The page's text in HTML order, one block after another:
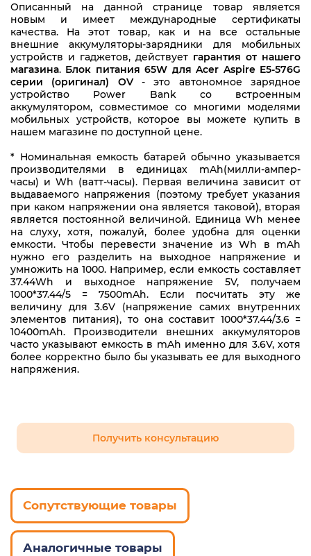
AP.06501.033
AP.06503.024
AP.06503.029
AP.0650A.012
AP.0650A.017
KP.06503.017
HP-A0652R3B
HP-OK065B13
HP-OK066B13
LC.ADT01.003
LC.T2801.006
PA-1480-19T
PA-1500-02
PA-1700-02
SADP-65KB
Описанный на данной странице товар является
новым и имеет международные сертификаты
качества. На этот товар, как и на все остальные
внешние аккумуляторы-зарядники для мобильных
устройств и гаджетов, действует гарантия от нашего
магазина. Блок питания 65W для Acer Aspire E5-576G
серии (оригинал) OV- это автономное зарядное
устройство Power Bank со встроенным
аккумулятором, совместимое со многими моделями
мобильных устройств, которое вы можете купить в
нашем магазине по доступной цене.
* Номинальная емкость батарей обычно указывается
производителями в единицах mAh(милли-ампер-
часы) и Wh (ватт-часы). Первая величина зависит от
выдаваемого напряжения (поэтому требует указания
при каком напряжении она является таковой), вторая
является постоянной величиной. Единица Wh менее
на слуху, хотя, пожалуй, более удобна для оценки
емкости. Чтобы перевести значение из Wh в mAh
нужно его разделить на выходное напряжение и
умножить на 1000. Например, если емкость составляет
37.44Wh и выходное напряжение 5V, получаем
1000*37.44/5 = 7500mAh. Если посчитать эту же
величину для 3.6V (напряжение самих внутренних
элементов питания), то она составит 1000*37.44/3.6 =
10400mAh. Производители внешних аккумуляторов
часто указывают емкость в mAh именно для 3.6V, хотя
более корректно было бы указывать ее для выходного
напряжения.
Получить консультацию
Сопутствующие товары
Аналогичные товары